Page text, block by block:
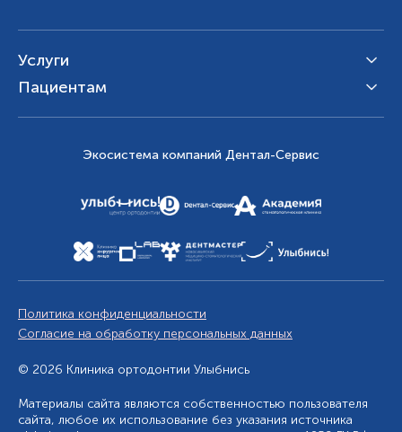
Услуги
Пациентам
Экосистема компаний Дентал-Сервис
Политика конфиденциальности
Согласие на обработку персональных данных
© 2026 Клиника ортодонтии Улыбнись
Материалы сайта являются собственностью пользователя
сайта, любое их использование без указания источника